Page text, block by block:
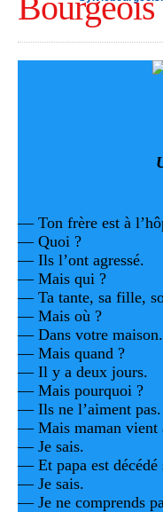
— Ton frère est à
— Quoi ?
— Ils l’ont agressé.
— Mais qui ?
— Ta tante, sa fille,
— Mais où ?
— Dans votre maison.
— Mais quand ?
— Il y a deux jours.
— Mais pourquoi ?
— Ils ne l’aiment pas.
— Mais maman vient
— Je sais.
— Et papa est décédé
— Je sais.
— Je ne comprends